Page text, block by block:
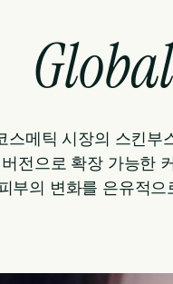
스메틱 시장의 스킨
버전으로 확장 가능
부의 변화를 은유적